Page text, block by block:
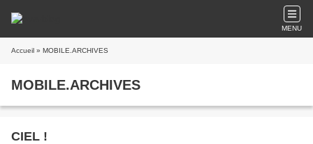
MENU
Accueil » MOBILE.ARCHIVES
MOBILE.ARCHIVES
CIEL !